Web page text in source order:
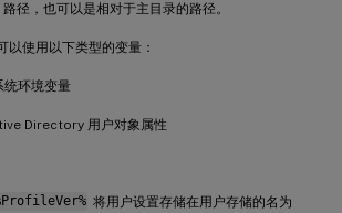
径，也可以是相对于主目录的路径。
以使用以下类型的变量：
统环境变量
Directory 用户对象属性
将用户设置存储在用户存储的名为